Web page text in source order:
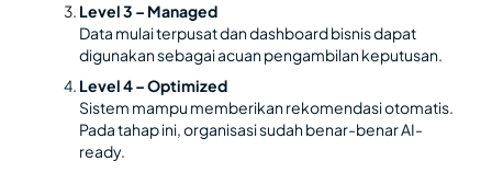
Level 3 – Managed
Data mulai terpusat dan dashboard bisnis dapat
digunakan sebagai acuan pengambilan keputusan.
Level 4 – Optimized
Sistem mampu memberikan rekomendasi otomatis.
Pada tahap ini, organisasi sudah benar-benarAI-
ready.